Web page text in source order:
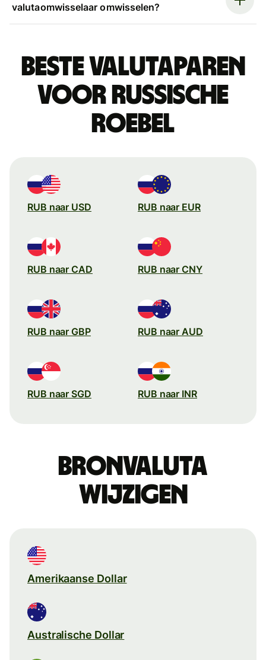
valutaomwisselaar omwisselen?
Beste valutaparen
voor Russische
roebel
RUB naar USD RUB naar EUR
RUB naar CAD RUB naar CNY
RUB naar GBP RUB naar AUD
RUB naar SGD RUB naar INR
Bronvaluta
wijzigen
Amerikaanse Dollar
Australische Dollar